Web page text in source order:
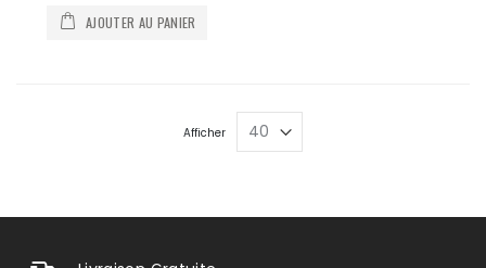
AJOUTER AU PANIER
Afficher